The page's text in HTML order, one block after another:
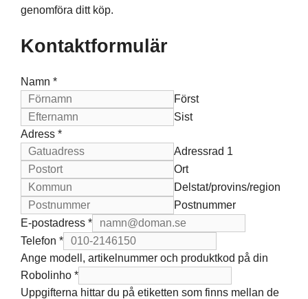
genomföra ditt köp.
Kontaktformulär
Namn *
Först
Sist
Adress *
Adressrad 1
Ort
Delstat/provins/region
Postnummer
E-postadress *
Telefon *
Ange modell, artikelnummer och produktkod på din
Robolinho *
Uppgifterna hittar du på etiketten som finns mellan de